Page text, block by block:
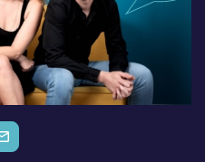
CONTACTEZ-NOUS